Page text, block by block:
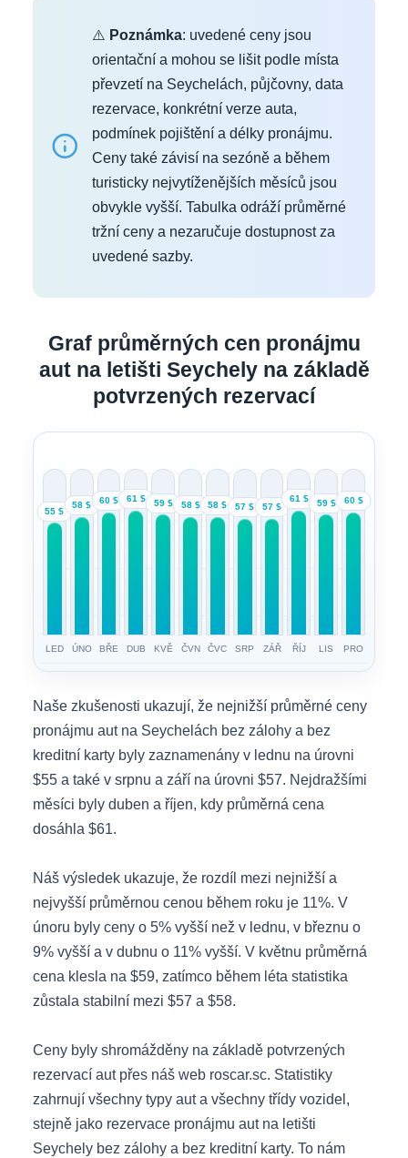
⚠️ Poznámka: uvedené ceny jsou
orientační a mohou se lišit podle místa
převzetí na Seychelách, půjčovny, data
rezervace, konkrétní verze auta,
podmínek pojištění a délky pronájmu.
Ceny také závisí na sezóně a během
turisticky nejvytíženějších měsíců jsou
obvykle vyšší. Tabulka odráží průměrné
tržní ceny a nezaručuje dostupnost za
uvedené sazby.
Graf průměrných cen pronájmu
aut na letišti Seychely na základě
potvrzených rezervací
55 $
LED
58 $
ÚNO
60 $
BŘE
61 $
DUB
59 $
KVĚ
58 $
ČVN
58 $
ČVC
57 $
SRP
57 $
ZÁŘ
61 $
ŘÍJ
59 $
LIS
60 $
PRO
Naše zkušenosti ukazují, že nejnižší průměrné ceny
pronájmu aut na Seychelách bez zálohy a bez
kreditní karty byly zaznamenány v lednu na úrovni
$55 a také v srpnu a září na úrovni $57. Nejdražšími
měsíci byly duben a říjen, kdy průměrná cena
dosáhla $61.
Náš výsledek ukazuje, že rozdíl mezi nejnižší a
nejvyšší průměrnou cenou během roku je 11%. V
únoru byly ceny o 5% vyšší než v lednu, v březnu o
9% vyšší a v dubnu o 11% vyšší. V květnu průměrná
cena klesla na $59, zatímco během léta statistika
zůstala stabilní mezi $57 a $58.
Ceny byly shromážděny na základě potvrzených
rezervací aut přes náš web roscar.sc. Statistiky
zahrnují všechny typy aut a všechny třídy vozidel,
stejně jako rezervace pronájmu aut na letišti
Seychely bez zálohy a bez kreditní karty. To nám